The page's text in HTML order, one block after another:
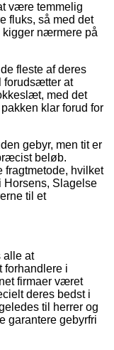
være temmelig
fluks, så med det
kigger nærmere på
fleste af deres
forudsætter at
med det
klar forud for
gebyr, men tit er
beløb.
fragtmetode, hvilket
Horsens, Slagelse
til et
alle at
forhandlere i
firmaer været
deres bedst i
til herrer og
garantere gebyrfri